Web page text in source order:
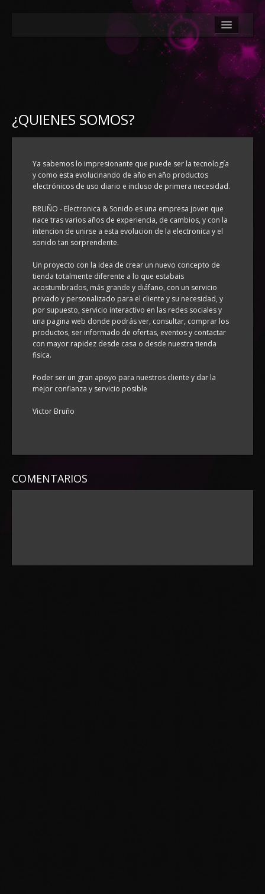
¿DÓNDE ESTAMOS?
ACTUALIDAD
¿QUIENES SOMOS?
Ya sabemos lo impresionante que puede ser la tecnología
y como esta evolucinando de año en año productos
electrónicos de uso diario e incluso de primera necesidad.
BRUÑO - Electronica & Sonido es una empresa joven que
nace tras varios años de experiencia, de cambios, y con la
intencion de unirse a esta evolucion de la electronica y el
sonido tan sorprendente.
Un proyecto con la idea de crear un nuevo concepto de
tienda totalmente diferente a lo que estabais
acostumbrados, más grande y diáfano, con un servicio
privado y personalizado para el cliente y su necesidad, y
por supuesto, servicio interactivo en las redes sociales y
una pagina web donde podrás ver, consultar, comprar los
productos, ser informado de ofertas, eventos y contactar
con mayor rapidez desde casa o desde nuestra tienda
fisica.
Poder ser un gran apoyo para nuestros cliente y dar la
mejor confianza y servicio posible
Victor Bruño
COMENTARIOS